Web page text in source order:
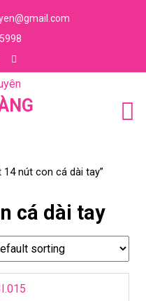
nút con cá dài tay”
cá dài tay